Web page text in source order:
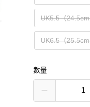
UK5.5（
UK6.5（
數量